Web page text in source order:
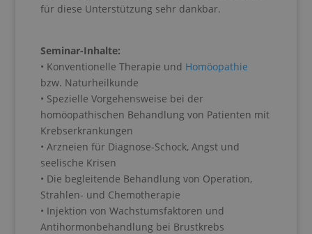
für diese Unterstützung sehr dankbar.
Seminar-Inhalte:
• Konventionelle Therapie und Homöopathie
bzw. Naturheilkunde
• Spezielle Vorgehensweise bei der
homöopathischen Behandlung von Patienten mit
Krebserkrankungen
• Arzneien für Diagnose-Schock, Angst und
seelische Krisen
• Die begleitende Behandlung von Operation,
Strahlen- und Chemotherapie
• Injektion von Wachstumsfaktoren und
Antihormonbehandlung bei Brustkrebs